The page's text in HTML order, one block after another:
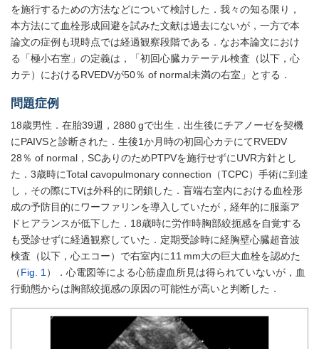
を施行するための方法などについて検討した．我々の知る限り，
本方法にて血栓形成回避を試みた文献は過去にないが，一方で本
論文の症例も現時点では経過観察段階である．なお本論文におけ
る「極小右室」の定義は，「初回心臓カテーテル検査（以下，心
カテ）におけるRVEDVが50％ of normal未満の右室」とする．
問題症例
18歳男性．在胎39週，2880 gで出生．出生後にチアノーゼを契機
にPAIVSと診断された．生後1か月時の初回心カテにてRVEDV
28％ of normal，SCありのためPTPVを施行せずにUVR方針とし
た．3歳時にTotal cavopulmonary connection（TCPC）手術に到達
し，その際にTVは外科的に閉鎖した．盲端右室内における血栓形
成の予防目的にワーファリンを導入していたが，経年的に服薬ア
ドヒアランスが低下した．18歳時に労作時胸部絞扼感を自覚する
も受診せずに経過観察していた．定期受診時に経胸壁心臓超音波
検査（以下，心エコー）で右室内に11 mm大の巨大血栓を認めた
（Fig. 1 ）．心電図等による心筋虚血所見は得られていないが，血
行動態からは胸部絞扼感の原因の可能性が高いと判断した．